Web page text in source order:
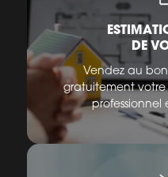
DE
Vendez au bon
gratuitement
professionnel